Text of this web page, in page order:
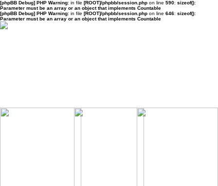
[phpBB Debug] PHP Warning: in file [ROOT]/phpbb/session.php on line 590: sizeof():
Parameter must be an array or an object that implements Countable
[phpBB Debug] PHP Warning: in file [ROOT]/phpbb/session.php on line 646: sizeof():
Parameter must be an array or an object that implements Countable